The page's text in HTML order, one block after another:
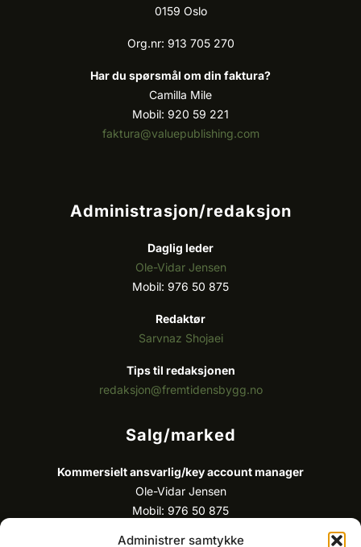
Administrer samtykke
0159 Oslo
Org.nr: 913 705 270
Har du spørsmål om din faktura?
Camilla Mile
Mobil: 920 59 221
faktura@valuepublishing.com
Administrasjon/redaksjon
Daglig leder
Ole-Vidar Jensen
Mobil: 976 50 875
Redaktør
Sarvnaz Shojaei
Tips til redaksjonen
redaksjon@fremtidensbygg.no
Salg/marked
Kommersielt ansvarlig/key account manager
Ole-Vidar Jensen
Mobil: 976 50 875